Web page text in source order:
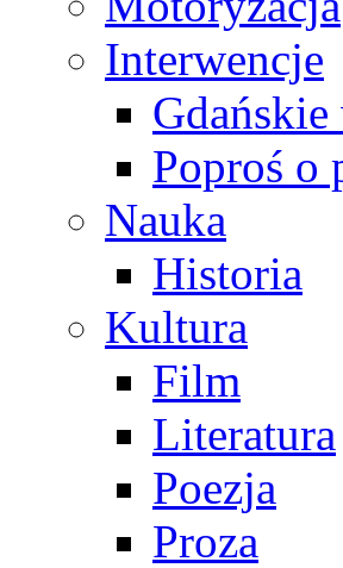
Interwencje
Poproś o
Nauka
Historia
Kultura
Film
Literatura
Poezja
Proza